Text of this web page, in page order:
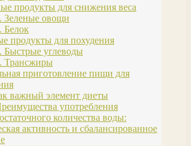
продукты для снижения веса
Зеленые овощи
Белок
продукты для похудения
Быстрые углеводы
Трансжиры
приготовление пищи для
важный элемент диеты
употребления
количества воды:
активность и сбалансированное